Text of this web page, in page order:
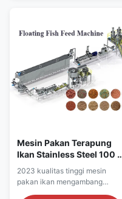
sesuai dengan kebutuhan
spesifik pelanggan pada
Mesin Pakan Terapung
Ikan Stainless Steel 100 -
500kg / Jam
2023 kualitas tinggi mesin
pakan ikan mengambang
mesin pelet pakan ikan mesin